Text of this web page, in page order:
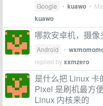
Google • kuawo •
kuawo
哪款安卓机，摄像
Android •
replied byxxmzero
是什么把 Linux 卡
Pixel 是刷机最方
Linux 内核来的